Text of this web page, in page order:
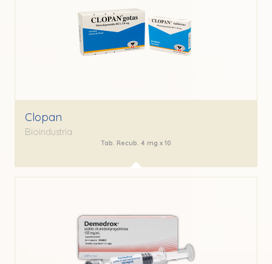
Clopan
Bioindustria
Tab. Recub. 4 mg x 10